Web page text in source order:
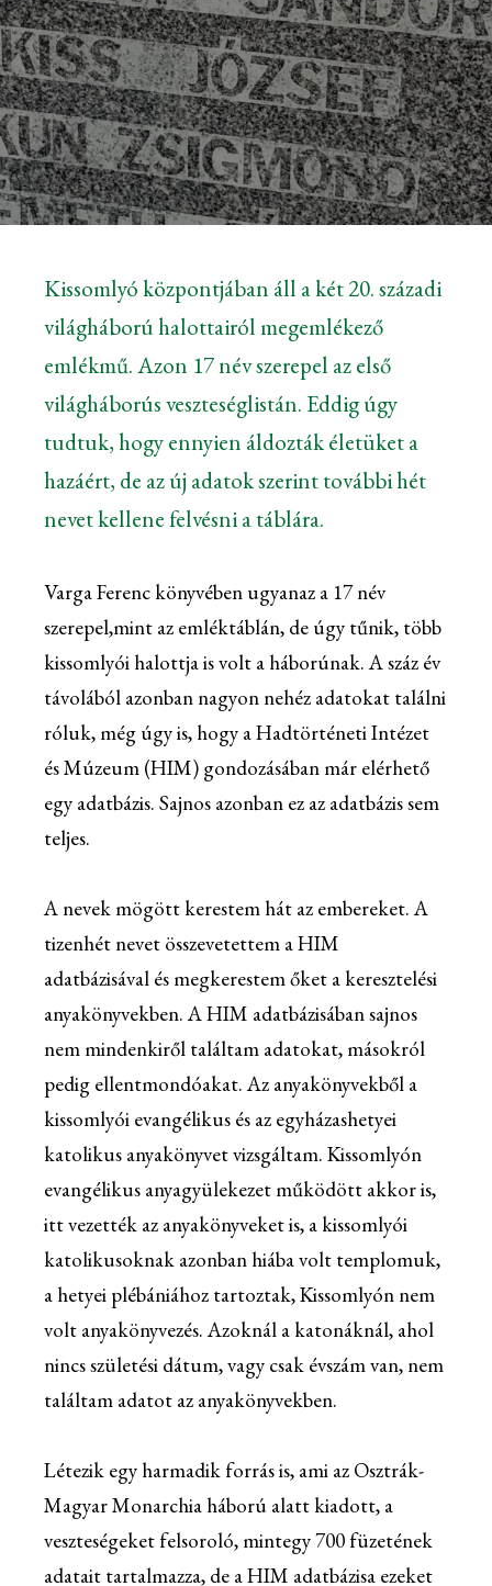
Kissomlyó központjában áll a két 20. századi
világháború halottairól megemlékező
emlékmű. Azon 17 név szerepel az első
világháborús veszteséglistán. Eddig úgy
tudtuk, hogy ennyien áldozták életüket a
hazáért, de az új adatok szerint további hét
nevet kellene felvésni a táblára.
Varga Ferenc könyvében ugyanaz a 17 név
szerepel,mint az emléktáblán, de úgy tűnik, több
kissomlyói halottja is volt a háborúnak. A száz év
távolából azonban nagyon nehéz adatokat találni
róluk, még úgy is, hogy a Hadtörténeti Intézet
és Múzeum (HIM) gondozásában már elérhető
egy adatbázis. Sajnos azonban ez az adatbázis sem
teljes.
A nevek mögött kerestem hát az embereket. A
tizenhét nevet összevetettem a HIM
adatbázisával és megkerestem őket a keresztelési
anyakönyvekben. A HIM adatbázisában sajnos
nem mindenkiről találtam adatokat, másokról
pedig ellentmondóakat. Az anyakönyvekből a
kissomlyói evangélikus és az egyházashetyei
katolikus anyakönyvet vizsgáltam. Kissomlyón
evangélikus anyagyülekezet működött akkor is,
itt vezették az anyakönyveket is, a kissomlyói
katolikusoknak azonban hiába volt templomuk,
a hetyei plébániához tartoztak, Kissomlyón nem
volt anyakönyvezés. Azoknál a katonáknál, ahol
nincs születési dátum, vagy csak évszám van, nem
találtam adatot az anyakönyvekben.
Létezik egy harmadik forrás is, ami az Osztrák-
Magyar Monarchia háború alatt kiadott, a
veszteségeket felsoroló, mintegy 700 füzetének
adatait tartalmazza, de a HIM adatbázisa ezeket